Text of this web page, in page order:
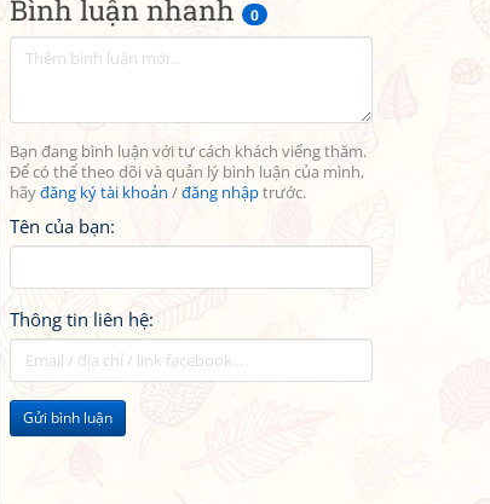
Bình luận nhanh 0
Bạn đang bình luận với tư cách khách viếng thăm.
Để có thể theo dõi và quản lý bình luận của mình,
hãyđăng ký tài khoản /đăng nhậptrước.
Tên của bạn:
Thông tin liên hệ:
Gửi bình luận